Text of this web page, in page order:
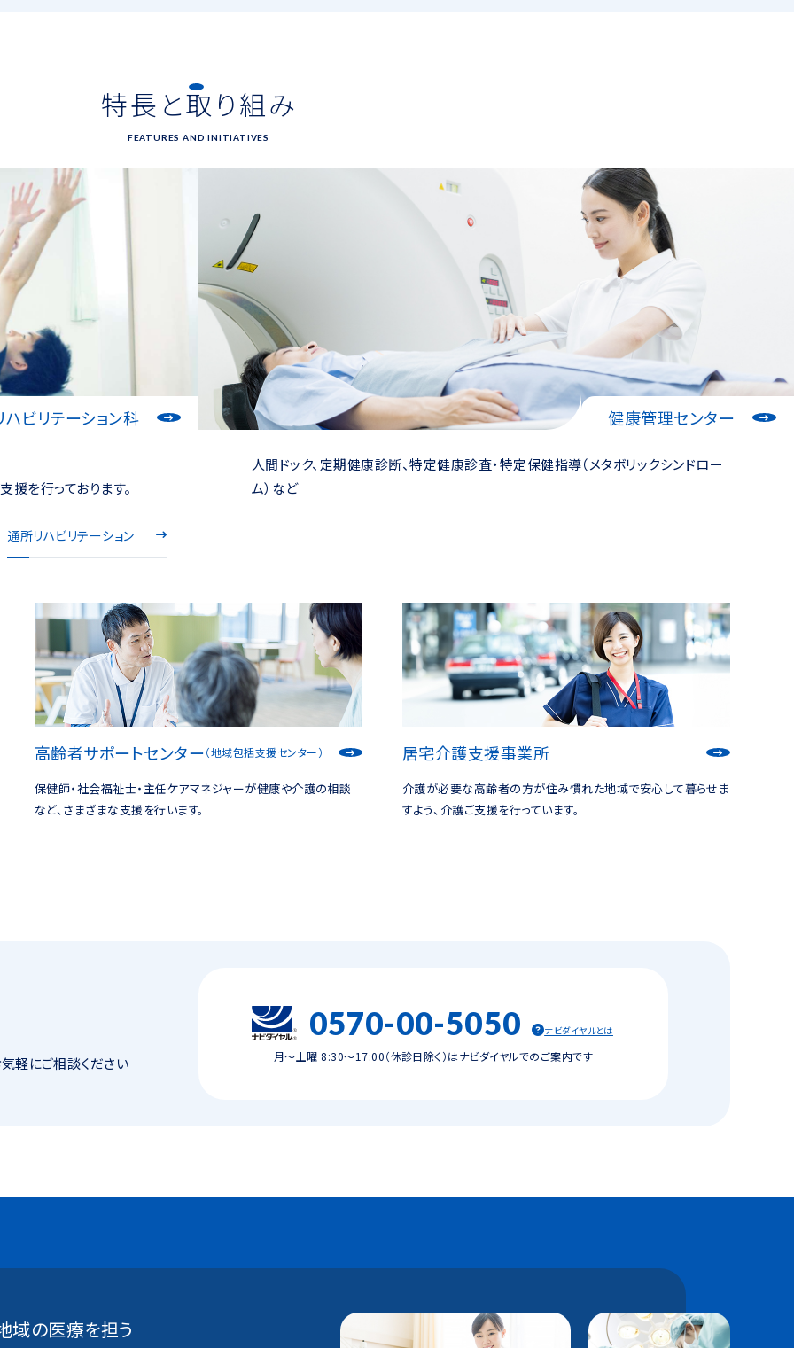
特長と取り組み
FEATURES AND INITIATIVES
ハビリテーション科
を行っております。
通所リハビリテーション
健康管理センター
人間ドック、定期健康診断、特定健康診査・特定保健指導（メタボリックシンドロー
ム）など
高齢者サポートセンター（地域包括支援センター）
保健師・社会福祉士・主任ケアマネジャーが健康や介護の相談
など、さまざまな支援を行います。
居宅介護支援事業所
介護が必要な高齢者の方が住み慣れた地域で安心して暮らせま
すよう、介護ご支援を行っています。
軽にご相談ください
0570-00-5050 ナビダイヤルとは
月～土曜 8:30～17:00（休診日除く）はナビダイヤルでのご案内です
域の医療を担う